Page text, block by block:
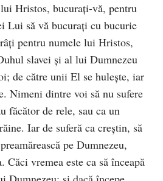
Hristos, bucuraţi-vă, pentru
Lui să vă bucuraţi cu bucurie
pentru numele lui Hristos,
slavei şi al lui Dumnezeu
de către unii El se huleşte, iar
Nimeni dintre voi să nu sufere
făcător de rele, sau ca un
Iar de suferă ca creştin, să
pe Dumnezeu,
Căci vremea este ca să înceapă